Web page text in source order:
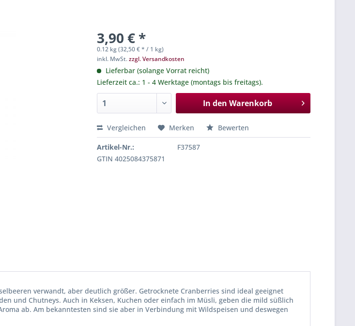
3,90 € *
0.12 kg (32,50 € * / 1 kg)
inkl. MwSt.zzgl. Versandkosten
Lieferbar (solange Vorrat reicht)
Lieferzeit ca.: 1 - 4 Werktage (montags bis freitags).
In den Warenkorb
Vergleichen Merken Bewerten
Artikel-Nr.:
F37587
GTIN 4025084375871
verwandt, aber deutlich größer. Getrocknete Cranberries sind ideal geeignet
und Chutneys. Auch in Keksen, Kuchen oder einfach im Müsli, geben die mild süßlich
ab. Am bekanntesten sind sie aber in Verbindung mit Wildspeisen und deswegen